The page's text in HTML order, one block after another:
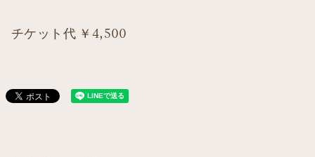
チケット代 ￥4,500